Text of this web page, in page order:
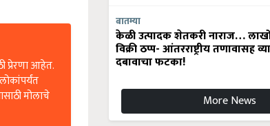
आहेत.
मोलाचे
बातम्या
केळी उत्पादक शेतकरी नाराज…
विक्री ठप्प- आंतरराष्ट्रीय तणावासह
दबावाचा फटका!
More News